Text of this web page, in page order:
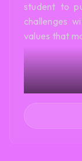
student to
challenges
values that